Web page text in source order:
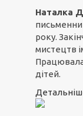
Наталка
року.
мистецтв
дітей.